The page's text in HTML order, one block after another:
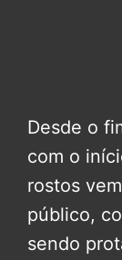
Desde o
com o
rostos
público,
sendo